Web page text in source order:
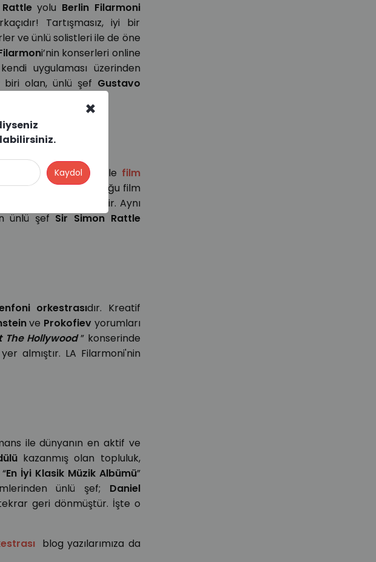
yolu Berlin Filarmoni
Tartışmasız, iyi bir
ve ünlü solistleri ile de öne
i’nin konserleri online
uygulaması üzerinden
biri olan, ünlü şef Gustavo
Orkestrası, özellikle film
için bestelemiş olduğu film
devam etmiştir. Aynı
ünlü şef Sir Simon Rattle
orkestrasıdır. Kreatif
ve Prokofievyorumları
The Hollywood ” konserinde
almıştır. LA Filarmoni'nin
ile dünyanın en aktif ve
kazanmış olan topluluk,
En İyi Klasik Müzik Albümü”
ünlü şef; Daniel
tekrar geri dönmüştür. İşte o
blog yazılarımıza da
×